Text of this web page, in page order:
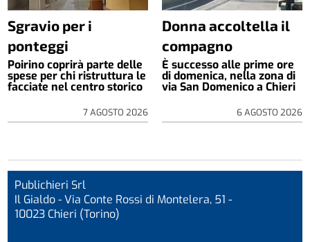
Sgravio per i
ponteggi
Poirino coprirà parte delle
spese per chi ristruttura le
facciate nel centro storico
7 AGOSTO 2026
Donna accoltella il
compagno
È successo alle prime ore
di domenica, nella zona di
via San Domenico a Chieri
6 AGOSTO 2026
Publichieri Srl
Il Gialdo - Via Conte Rossi di Montelera, 51 -
10023 Chieri (Torino)